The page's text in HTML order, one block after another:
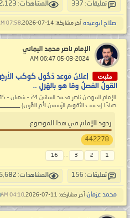
تعليقات: 337 المشاهدات: 372,123
صلاح ابوعيده آخر مشاركة: 14-07-2026, 07:58 AM
الإمام ناصر محمد اليماني
مثبت
إعلانُ مَوعِدِ دُخُولِ كَوكَبِ
القَولُ الفَصلُ ومَا هو بالهَزلِ ..
صباحًا (بحسب التّقويم الرّسميّ لأم القُرى)
ردود الإمام في هذا الموضوع
442278
1
2
3
...
16
تعليقات: 156 المشاهدات: 325,682
محمد عزمان آخر مشاركة: 11-07-2026, 04:10 AM